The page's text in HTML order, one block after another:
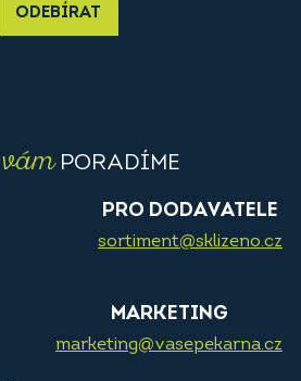
ODEBÍRAT
PORADÍME
PRO DODAVATELE
sortiment@sklizeno.cz
MARKETING
marketing@vasepekarna.cz